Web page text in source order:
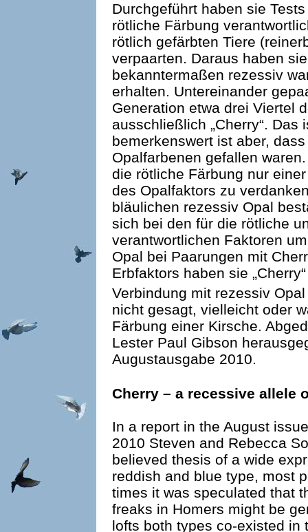
Durchgeführt haben sie
rötliche Färbung
rötlich gefärbten Tiere
verpaarten. Daraus haben
bekanntermaßen rezessiv
erhalten. Untereinander
Generation etwa drei Viertel
ausschließlich „Cherry“.
bemerkenswert ist aber,
Opalfarbenen gefallen
die rötliche Färbung nur
des Opalfaktors zu
bläulichen rezessiv Opal
sich bei den für die rötliche
verantwortlichen Faktoren
Opal bei Paarungen mit
Erbfaktors haben sie
Verbindung mit rezessiv
nicht gesagt, vielleicht oder
Färbung einer Kirsche.
Lester Paul Gibson
Augustausgabe 2010.
Cherry – a recessive allele
In a report in the August
2010 Steven and Rebecca
believed thesis of a wide
reddish and blue type, most
times it was speculated that
freaks in Homers might be
lofts both types co-existed in